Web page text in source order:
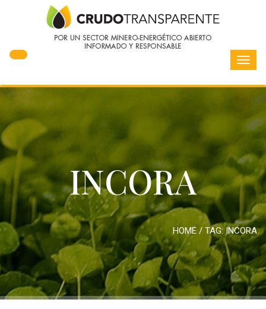
INCORA
HOME/ TAG: INCORA